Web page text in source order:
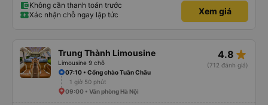
Không cần thanh toán trước
Xác nhận chỗ ngay lập tức
Xem giá
Trung Thành Limousine
Limousine 9 chỗ
4.8 star_rate
(712 đánh giá)
07:10 • Cổng chào Tuần Châu
1 giờ 50 phút
09:00 • Văn phòng Hà Nội